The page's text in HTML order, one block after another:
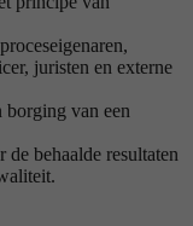
juristen en externe
borging van een
de behaalde resultaten